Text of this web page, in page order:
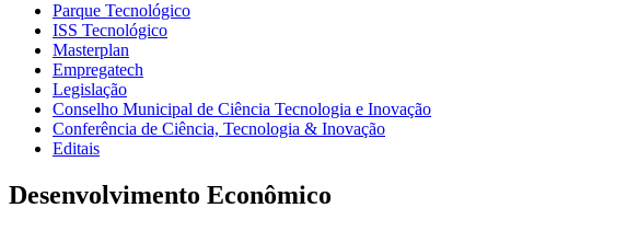
Parque Tecnológico
ISS Tecnológico
Masterplan
Empregatech
Legislação
Conselho Municipal de Ciência Tecnologia e Inovação
Conferência de Ciência, Tecnologia & Inovação
Editais
Desenvolvimento Econômico